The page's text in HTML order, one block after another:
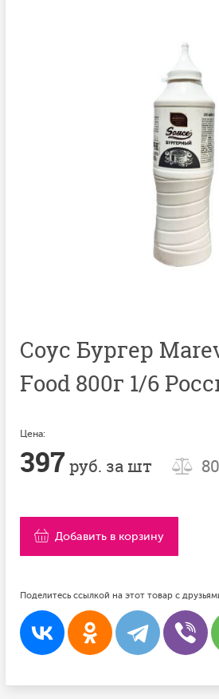
Соус Бургер
Food 800г 1/6
Цена:
397 руб. за шт
Добавить в корзину
Поделитесь ссылкой на этот товар с